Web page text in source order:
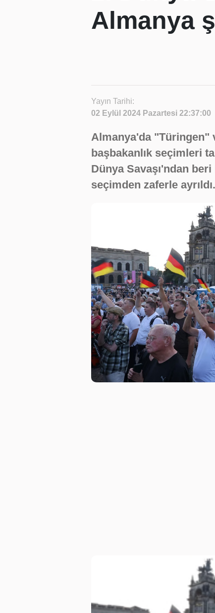
Almanya
Yayın Tarihi:
02 Eylül 2024 Pazartesi 22:37:00
Almanya'da "Türingen"
başbakanlık seçimleri
Dünya Savaşı'ndan beri
seçimden zaferle ayrıldı.